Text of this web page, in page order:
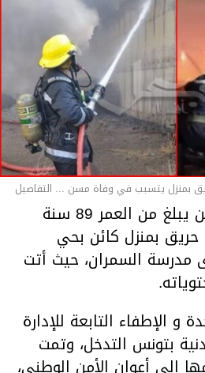
بمنزل يتسبب في وفاة مسن ... التفاصيل
توفي يوم أمس مسن يبلغ من العمر 89 سنة
حريق بمنزل كائن بحي
مدرسة السمران، حيث أتت
الإطفاء التابعة للإدارة
بتونس التدخل، وتمت
إلى أعوان الأمن الوطني،